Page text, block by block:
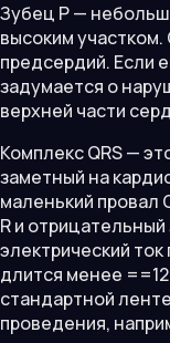
Зубец P —
высоким
предсердий. Если
задумается о
верхней части
Комплекс QRS —
заметный на
маленький провал
R и отрицательный
электрический
длится менее
стандартной
проведения,